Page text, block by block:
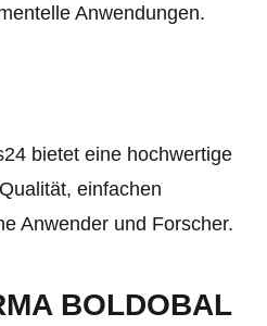
Anwendungen.
bietet eine hochwertige
einfachen
Anwender und Forscher.
BOLDOBAL